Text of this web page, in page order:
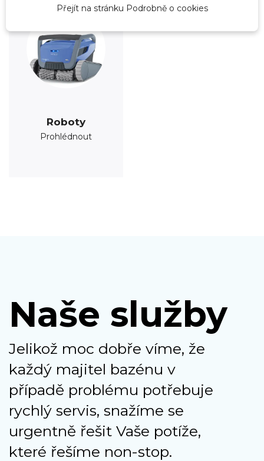
Roboty
Prohlédnout
Naše služby
Jelikož moc dobře víme, že
každý majitel bazénu v
případě problému potřebuje
rychlý servis, snažíme se
urgentně řešit Vaše potíže,
které řešíme non-stop.
Přejít na stránku Podrobně o cookies